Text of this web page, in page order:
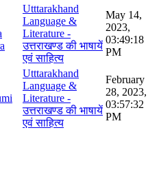
Utttarakhand
Language &
Literature -
उत्तराखण्ड की भाषायें
एवं साहित्य
May 14,
2023,
03:49:18
PM
Utttarakhand
Language &
Literature -
उत्तराखण्ड की भाषायें
एवं साहित्य
February
28, 2023,
03:57:32
PM